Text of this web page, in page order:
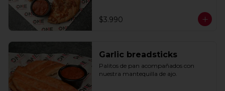
$3.990
Garlic breadsticks
Palitos de pan acompañados con
nuestra mantequilla de ajo.